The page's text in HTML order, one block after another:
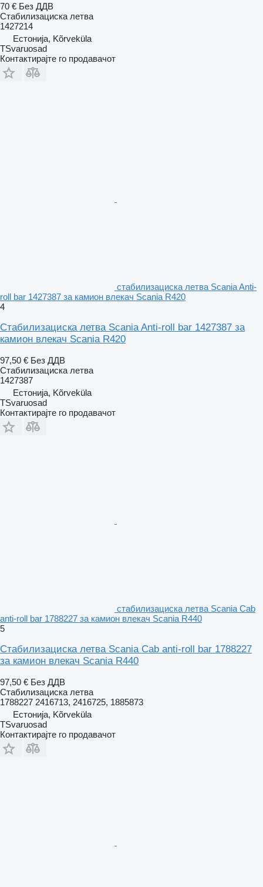
70 € Без ДДВ
Стабилизациска летва
1427214
Естонија, Kõrveküla
TSvaruosad
Контактирајте го продавачот
стабилизациска летва Scania Anti-
roll bar 1427387 за камион влекач Scania R420
4
Стабилизациска летва Scania Anti-roll bar 1427387 за
камион влекач Scania R420
97,50 € Без ДДВ
Стабилизациска летва
1427387
Естонија, Kõrveküla
TSvaruosad
Контактирајте го продавачот
стабилизациска летва Scania Cab
anti-roll bar 1788227 за камион влекач Scania R440
5
Стабилизациска летва Scania Cab anti-roll bar 1788227
за камион влекач Scania R440
97,50 € Без ДДВ
Стабилизациска летва
1788227 2416713, 2416725, 1885873
Естонија, Kõrveküla
TSvaruosad
Контактирајте го продавачот